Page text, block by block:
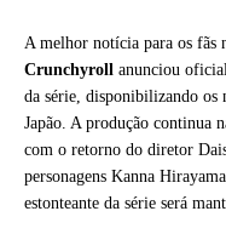
A melhor notícia para os fãs
Crunchyroll anunciou
da série, disponibilizando os
Japão. A produção continua
com o retorno do diretor
personagens Kanna
estonteante da série será